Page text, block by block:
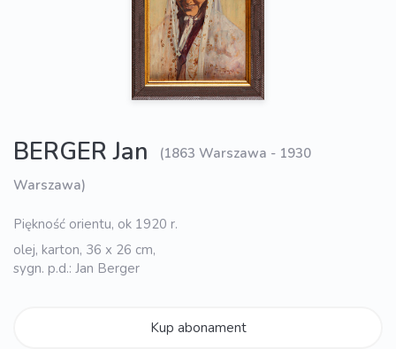
BERGER Jan
(1863 Warszawa - 1930
Warszawa)
Piękność orientu, ok 1920 r.
olej, karton, 36 x 26 cm,
sygn. p.d.: Jan Berger
Kup abonament